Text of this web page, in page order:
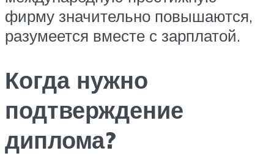
фирму значительно повышаются,
разумеется вместе с зарплатой.
Когда нужно
подтверждение
диплома?